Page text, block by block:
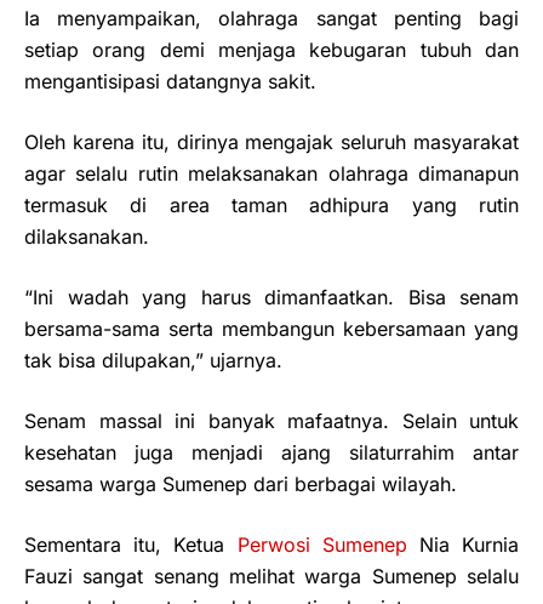
Ia menyampaikan, olahraga sangat penting bagi
setiap orang demi menjaga kebugaran tubuh dan
mengantisipasi datangnya sakit.
Oleh karena itu, dirinya mengajak seluruh masyarakat
agar selalu rutin melaksanakan olahraga dimanapun
termasuk di area taman adhipura yang rutin
dilaksanakan.
“Ini wadah yang harus dimanfaatkan. Bisa senam
bersama-sama serta membangun kebersamaan yang
tak bisa dilupakan,” ujarnya.
Senam massal ini banyak mafaatnya. Selain untuk
kesehatan juga menjadi ajang silaturrahim antar
sesama warga Sumenep dari berbagai wilayah.
Sementara itu, Ketua Perwosi Sumenep Nia Kurnia
Fauzi sangat senang melihat warga Sumenep selalu